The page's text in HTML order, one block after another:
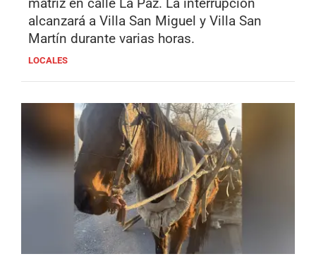
matriz en calle La Paz. La interrupción
alcanzará a Villa San Miguel y Villa San
Martín durante varias horas.
LOCALES